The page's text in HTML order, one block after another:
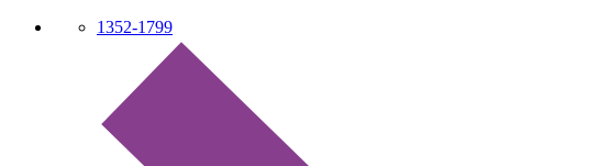
1352-1799